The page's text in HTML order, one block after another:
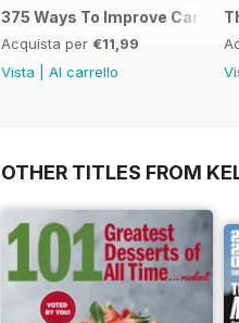
375 Ways To Improve Carp
Acquista per €11,99
Vista
Al carrello
OTHER TITLES FROM